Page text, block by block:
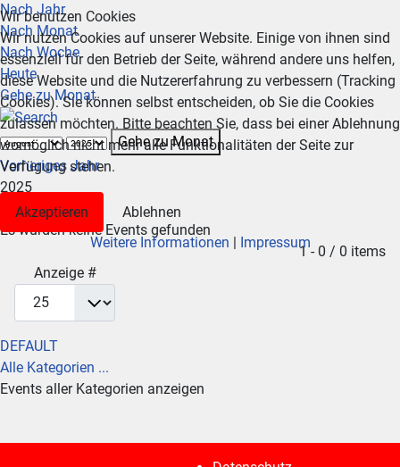
Nach Jahr
Nach Monat
Nach Woche
Heute
Gehe zu Monat
Gehe zu Monat
Vorheriges Jahr
2025
Nächstes Jahr
Es wurden keine Events gefunden
Limite der Paginierungsliste
1 - 0 / 0 items
Anzeige #
DEFAULT
Alle Kategorien ...
Events aller Kategorien anzeigen
Wir benutzen Cookies
Wir nutzen Cookies auf unserer Website. Einige von ihnen sind
essenziell für den Betrieb der Seite, während andere uns helfen,
diese Website und die Nutzererfahrung zu verbessern (Tracking
Cookies). Sie können selbst entscheiden, ob Sie die Cookies
zulassen möchten. Bitte beachten Sie, dass bei einer Ablehnung
womöglich nicht mehr alle Funktionalitäten der Seite zur
Verfügung stehen.
Akzeptieren
Ablehnen
Weitere Informationen | Impressum